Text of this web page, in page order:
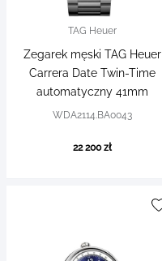
TAG Heuer
Zegarek męski TAG Heuer
Carrera Date Twin-Time
automatyczny 41mm
WDA2114.BA0043
22 200 zł